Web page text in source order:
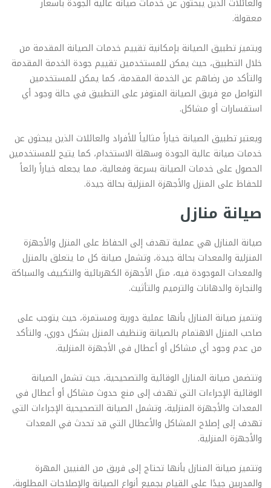
والعائلات الذين يبحثون عن خدمات صيانة عالية الجودة بأسعار
معقولة.
ويتميز تطبيق الصيانة بإمكانية تقييم خدمات الصيانة المقدمة من
خلال التطبيق، حيث يمكن للمستخدمين تقييم جودة الخدمة المقدمة
والتأكد من رضاهم عن الخدمة المقدمة، كما يمكن للمستخدمين
التواصل مع فريق الصيانة المتوفر على التطبيق في حالة وجود أي
استفسارات أو مشاكل.
ويعتبر تطبيق الصيانة خياراً مثالياً للأفراد والعائلات الذين يبحثون عن
خدمات صيانة عالية الجودة وسهلة الاستخدام، كما يتيح للمستخدمين
الحصول على خدمات الصيانة بسرعة وفعالية، مما يجعله خياراً رائعاً
للحفاظ على المنزل والأجهزة المنزلية بحالة جيدة.
صيانة منازل
صيانة المنازل هي عملية تهدف إلى الحفاظ على المنزل والأجهزة
المنزلية والمعدات بحالة جيدة، وتشمل صيانة كل ما يتعلق بالمنزل
والمعدات الموجودة فيه، مثل الأجهزة الكهربائية والتكييف والسباكة
والنجارة والدهانات والترميم والتأثيث.
وتتميز صيانة المنازل بأنها عملية دورية ومستمرة، حيث يتوجب على
صاحب المنزل الاهتمام بالصيانة وتنظيف المنزل بشكل دوري، والتأكد
من عدم وجود أي مشاكل أو أعطال في الأجهزة المنزلية.
وتتضمن صيانة المنازل الوقائية والتصحيحية، حيث تشمل الصيانة
الوقائية الإجراءات التي تهدف إلى منع حدوث مشاكل أو أعطال في
المعدات والأجهزة المنزلية، وتشمل الصيانة التصحيحية الإجراءات التي
تهدف إلى إصلاح المشاكل والأعطال التي قد تحدث في المعدات
والأجهزة المنزلية.
وتتميز صيانة المنازل بأنها تحتاج إلى فريق من الفنيين المهرة
والمدربين جيدًا على القيام بجميع أنواع الصيانة والإصلاحات المطلوبة،